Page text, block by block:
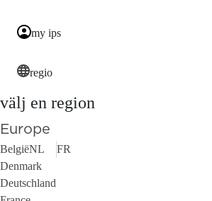
my ips
regio
välj en region
Europe
BelgiëNL
FR
Denmark
Deutschland